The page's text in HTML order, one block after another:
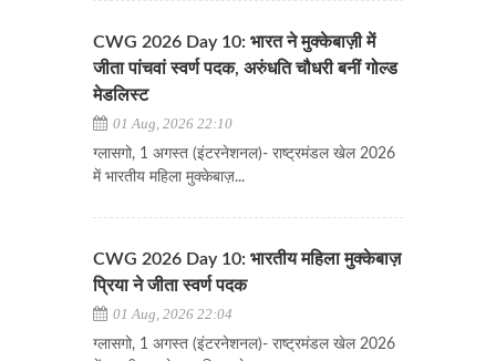
CWG 2026 Day 10: भारत ने मुक्केबाज़ी में
जीता पांचवां स्वर्ण पदक, अरुंधति चौधरी बनीं गोल्ड
मेडलिस्ट
01 Aug, 2026 22:10
ग्लासगो, 1 अगस्त (इंटरनेशनल)- राष्ट्रमंडल खेल 2026
में भारतीय महिला मुक्केबाज़...
CWG 2026 Day 10: भारतीय महिला मुक्केबाज़
प्रिया ने जीता स्वर्ण पदक
01 Aug, 2026 22:04
ग्लासगो, 1 अगस्त (इंटरनेशनल)- राष्ट्रमंडल खेल 2026